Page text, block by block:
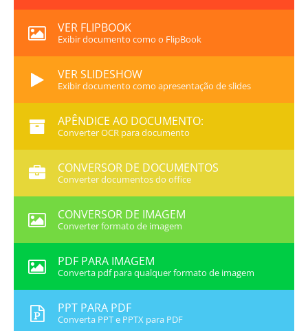
VER FLIPBOOK
Exibir documento como o FlipBook
VER SLIDESHOW
Exibir documento como apresentação de slides
APÊNDICE AO DOCUMENTO:
Converter OCR para documento
CONVERSOR DE DOCUMENTOS
Converter documentos do office
CONVERSOR DE IMAGEM
Converter formato de imagem
PDF PARA IMAGEM
Converta pdf para qualquer formato de imagem
PPT PARA PDF
Converta PPT e PPTX para PDF